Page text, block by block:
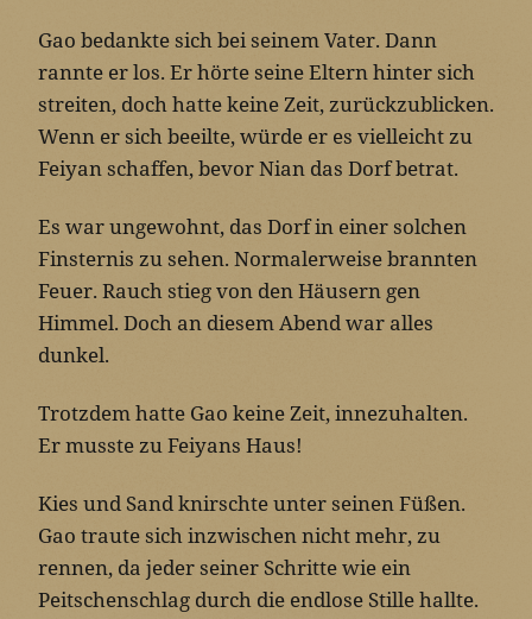
Gao bedankte sich bei seinem Vater. Dann
rannte er los. Er hörte seine Eltern hinter sich
streiten, doch hatte keine Zeit, zurückzublicken.
Wenn er sich beeilte, würde er es vielleicht zu
Feiyan schaffen, bevor Nian das Dorf betrat.
Es war ungewohnt, das Dorf in einer solchen
Finsternis zu sehen. Normalerweise brannten
Feuer. Rauch stieg von den Häusern gen
Himmel. Doch an diesem Abend war alles
dunkel.
Trotzdem hatte Gao keine Zeit, innezuhalten.
Er musste zu Feiyans Haus!
Kies und Sand knirschte unter seinen Füßen.
Gao traute sich inzwischen nicht mehr, zu
rennen, da jeder seiner Schritte wie ein
Peitschenschlag durch die endlose Stille hallte.